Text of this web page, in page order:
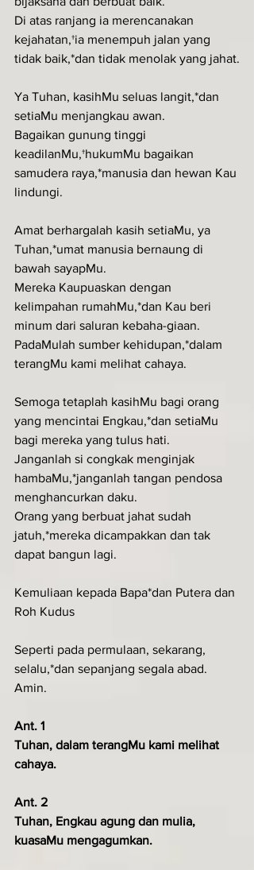
Di atas ranjang ia merencanakan
kejahatan,†ia menempuh jalan yang
tidak baik,*dan tidak menolak yang jahat.
Ya Tuhan, kasihMu seluas langit,*dan
setiaMu menjangkau awan.
Bagaikan gunung tinggi
keadilanMu,†hukumMu bagaikan
samudera raya,*manusia dan hewan Kau
lindungi.
Amat berhargalah kasih setiaMu, ya
Tuhan,*umat manusia bernaung di
bawah sayapMu.
Mereka Kaupuaskan dengan
kelimpahan rumahMu,*dan Kau beri
minum dari saluran kebaha-giaan.
PadaMulah sumber kehidupan,*dalam
terangMu kami melihat cahaya.
Semoga tetaplah kasihMu bagi orang
yang mencintai Engkau,*dan setiaMu
bagi mereka yang tulus hati.
Janganlah si congkak menginjak
hambaMu,*janganlah tangan pendosa
menghancurkan daku.
Orang yang berbuat jahat sudah
jatuh,*mereka dicampakkan dan tak
dapat bangun lagi.
Kemuliaan kepada Bapa*dan Putera dan
Roh Kudus
Seperti pada permulaan, sekarang,
selalu,*dan sepanjang segala abad.
Amin.
Ant. 1
Tuhan, dalam terangMu kami melihat
cahaya.
Ant. 2
Tuhan, Engkau agung dan mulia,
kuasaMu mengagumkan.